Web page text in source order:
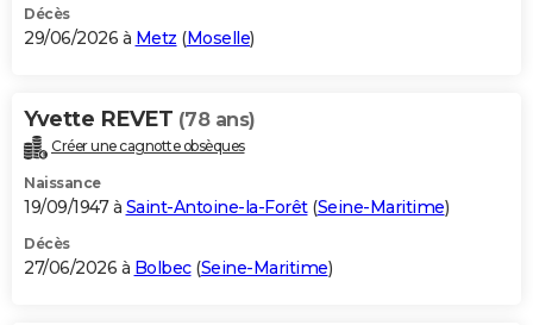
BONS PLANS
Carte de Noël
Carte Bonne année
Carte Saint-Valentin
Carte Pâques
Carte d'anniversaire
DICTIONNAIRE
Dictionnaire
Biographies
Citations
Expressions
Proverbes
PROGRAMME TV
S'inscrire
Se connecter
Lycées
Collèges
Primaires
Universités
Entreprises
Service militaire
Avis de recherche
AVIS DE DÉCÈS
Décès
29/06/2026 à Metz (Moselle)
Yvette REVET (78 ans)
Créer une cagnotte obsèques
Naissance
19/09/1947 à Saint-Antoine-la-Forêt(Seine-Maritime)
Décès
27/06/2026 à Bolbec(Seine-Maritime)